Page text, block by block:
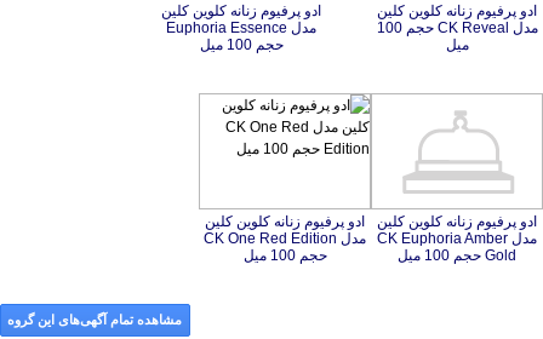
ادو پرفیوم زنانه کلوین کلین
مدل CK Reveal حجم 100
میل
ادو پرفیوم زنانه کلوین کلین
مدل Euphoria Essence
حجم 100 میل
ادو پرفیوم زنانه کلوین کلین
مدل CK Euphoria Amber
Gold حجم 100 میل
ادو پرفیوم زنانه کلوین کلین
مدل CK One Red Edition
حجم 100 میل
مشاهده تمام آگهی‌های این گروه